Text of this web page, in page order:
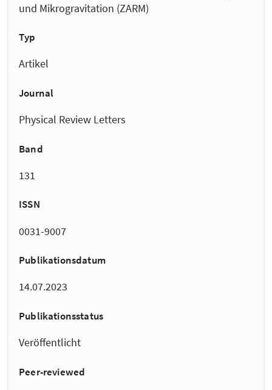
und Mikro­gravitation (ZARM)
Typ
Artikel
Journal
Physical Review Letters
Band
131
ISSN
0031-9007
Publikationsdatum
14.07.2023
Publikationsstatus
Veröffentlicht
Peer-reviewed